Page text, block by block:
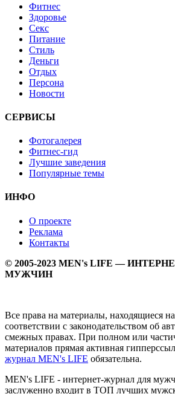
Фитнес
Здоровье
Секс
Питание
Стиль
Деньги
Отдых
Персона
Новости
СЕРВИСЫ
Фотогалерея
Фитнес-гид
Лучшие заведения
Популярные темы
ИНФО
О проекте
Реклама
Контакты
© 2005-2023 MEN's LIFE —
МУЖЧИН
Все права на материалы, находящиеся
соответствии с законодательством об
смежных правах. При полном или
материалов прямая активная
журнал MEN's LIFE обязательна.
MEN's LIFE - интернет-журнал для
заслуженно входит в ТОП лучших